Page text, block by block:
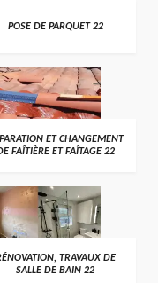
POSE DE PARQUET 22
ET CHANGEMENT
FAÎTIÈRE ET FAÎTAGE 22
TRAVAUX DE
SALLE DE BAIN 22